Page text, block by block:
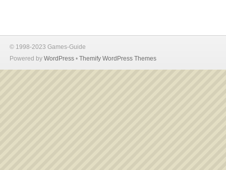
© 1998-2023 Games-Guide
Powered by WordPress • Themify WordPress Themes